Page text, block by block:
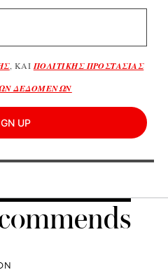
, ΚΑΙΠΟΛΙΤΙΚΗΣ ΠΡΟΣΤΑΣΙΑΣ
ΔΕΔΟΜΕΝΩΝ
UP